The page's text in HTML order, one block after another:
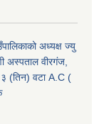
अध्यक्ष ज्यु
अस्पताल वीरगंज,
३ (तिन) वटा A.C (